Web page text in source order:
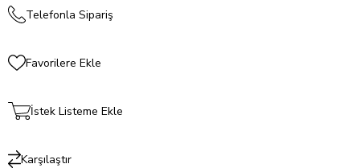
Telefonla Sipariş
Favorilere Ekle
İstek Listeme Ekle
Karşılaştır